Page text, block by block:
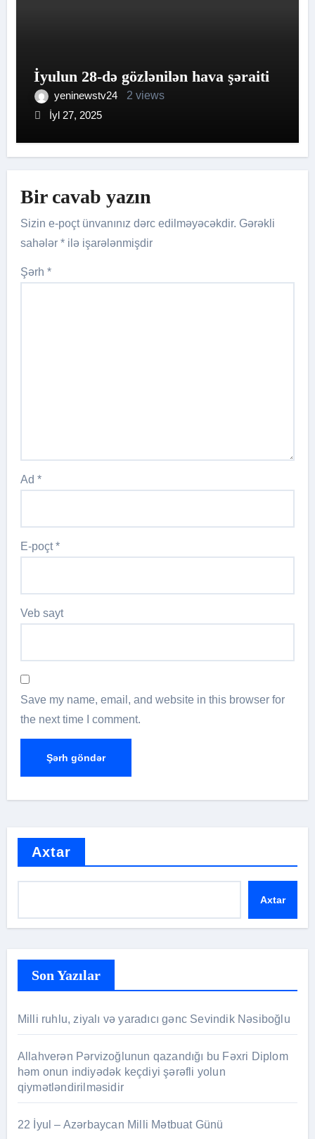
İyulun 28-də gözlənilən hava şəraiti
yeninewstv24
2 views
İyl 27, 2025
Bir cavab yazın
Sizin e-poçt ünvanınız dərc edilməyəcəkdir. Gərəkli
sahələr* ilə işarələnmişdir
Şərh*
Ad*
E-poçt*
Veb sayt
Save my name, email, and website in this browser for
the next time I comment.
Axtar
Axtar
Son Yazılar
Milli ruhlu, ziyalı və yaradıcı gənc Sevindik Nəsiboğlu
Allahverən Pərvizoğlunun qazandığı bu Fəxri Diplom
həm onun indiyədək keçdiyi şərəfli yolun
qiymətləndirilməsidir
22 İyul – Azərbaycan Milli Mətbuat Günü